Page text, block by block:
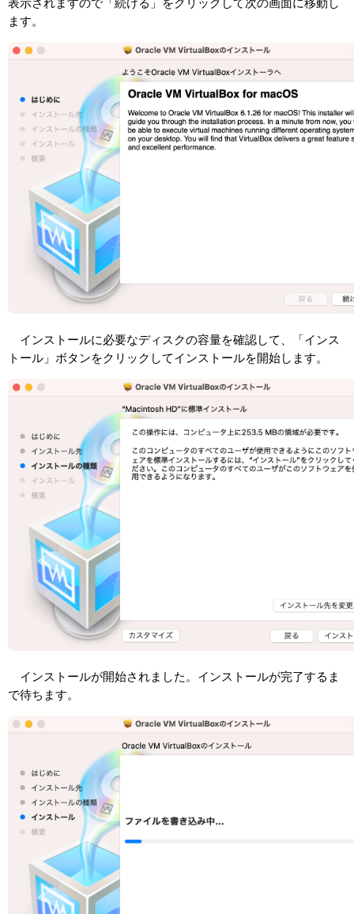
ます。
インストールに必要なディスクの容量を確認して、「インス
トール」ボタンをクリックしてインストールを開始します。
インストールが開始されました。インストールが完了するま
で待ちます。